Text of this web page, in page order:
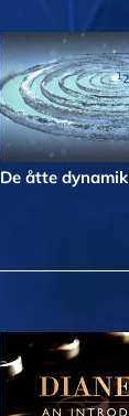
De åtte